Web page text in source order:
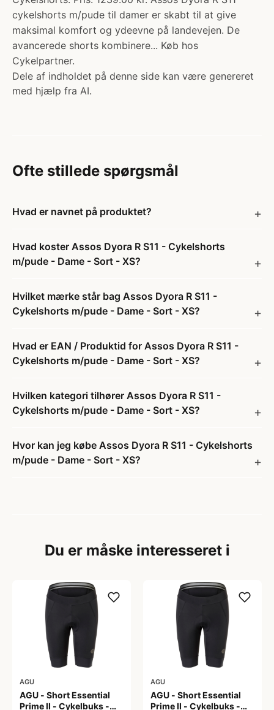
cykelshorts m/pude til damer er skabt til at give
maksimal komfort og ydeevne på landevejen. De
avancerede shorts kombinere... Køb hos
Cykelpartner.
Dele af indholdet på denne side kan være genereret
med hjælp fra AI.
Ofte stillede spørgsmål
Hvad er navnet på produktet?
Hvad koster Assos Dyora R S11 - Cykelshorts
m/pude - Dame - Sort - XS?
Hvilket mærke står bag Assos Dyora R S11 -
Cykelshorts m/pude - Dame - Sort - XS?
Hvad er EAN / Produktid for Assos Dyora R S11 -
Cykelshorts m/pude - Dame - Sort - XS?
Hvilken kategori tilhører Assos Dyora R S11 -
Cykelshorts m/pude - Dame - Sort - XS?
Hvor kan jeg købe Assos Dyora R S11 - Cykelshorts
m/pude - Dame - Sort - XS?
Du er måske interesseret i
AGU
AGU - Short Essential
Prime II - Cykelbuks -
AGU
AGU - Short Essential
Prime II - Cykelbuks -